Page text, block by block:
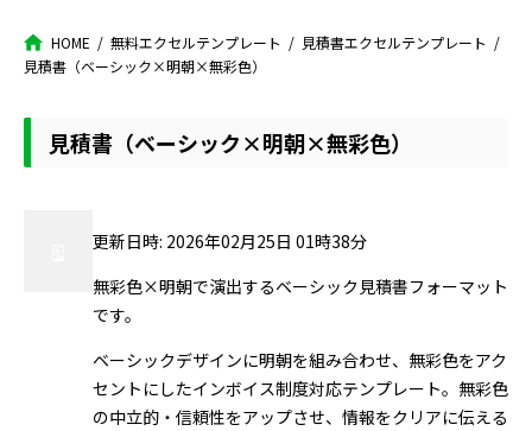
HOME 無料エクセルテンプレート
見積書エクセルテンプレート
見積書（ベーシック×明朝×無彩色）
見積書（ベーシック×明朝×無彩色）
更新日時: 2026年02月25日 01時38分
無彩色×明朝で演出するベーシック見積書フォーマット
です。
ベーシックデザインに明朝を組み合わせ、無彩色をアク
セントにしたインボイス制度対応テンプレート。無彩色
の中立的・信頼性をアップさせ、情報をクリアに伝える